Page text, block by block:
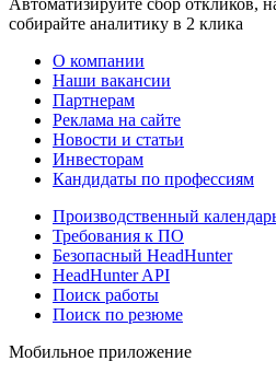
собирайте аналитику в 2 клика
О компании
Наши вакансии
Партнерам
Реклама на сайте
Новости и статьи
Инвесторам
Кандидаты по профессиям
Производственный
Требования к ПО
Безопасный HeadHunter
HeadHunter API
Поиск работы
Поиск по резюме
Мобильное приложение